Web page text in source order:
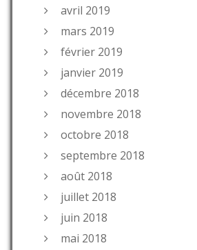
avril 2019
mars 2019
février 2019
janvier 2019
décembre 2018
novembre 2018
octobre 2018
septembre 2018
août 2018
juillet 2018
juin 2018
mai 2018